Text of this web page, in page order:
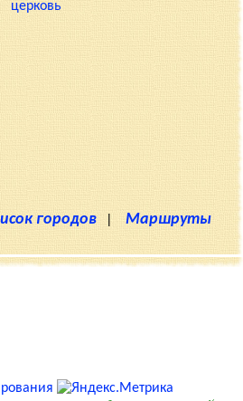
городов |Маршруты